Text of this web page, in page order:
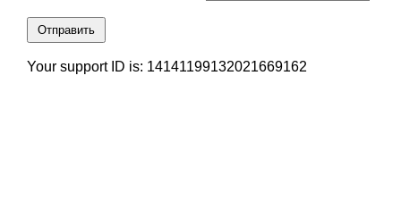
Отправить
Your support ID is: 14141199132021669162